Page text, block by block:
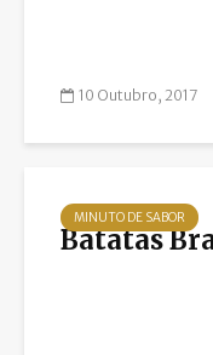
10 Outubro, 2017
MINUTO DE SABOR
Batatas